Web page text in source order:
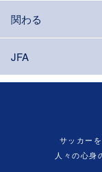
関わる
JFA
サッカー
人々の心身